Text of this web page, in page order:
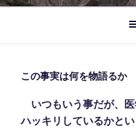
ッ
この事実は何を物語るか
いつもいう事だが、医
ハッキリしているかと